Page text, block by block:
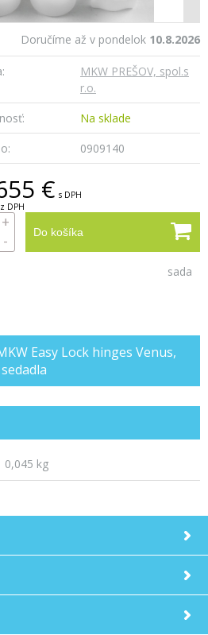
Doručíme až v pondelok 10.8.2026
MKW PREŠOV, spol.s
r.o.
Na sklade
0909140
€ s DPH
DPH
Do košíka
+
-
sada
Easy Lock hinges Venus,
0,045 kg